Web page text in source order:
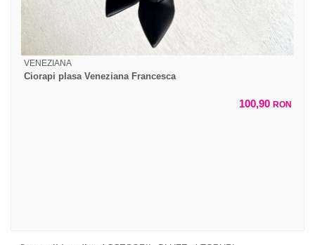
VENEZIANA
Ciorapi plasa Veneziana Francesca
100,90 RON